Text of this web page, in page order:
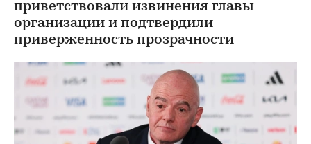
приветствовали извинения главы
организации и подтвердили
приверженность прозрачности